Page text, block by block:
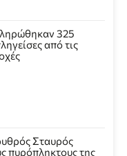
325
από τις
Σταυρός
πυρόπληκτους της